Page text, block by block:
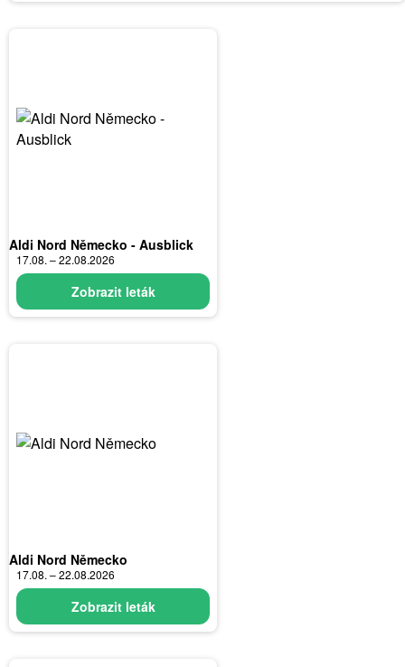
Aldi Nord Německo - Ausblick
17.08. – 22.08.2026
Zobrazit leták
Aldi Nord Německo
17.08. – 22.08.2026
Zobrazit leták